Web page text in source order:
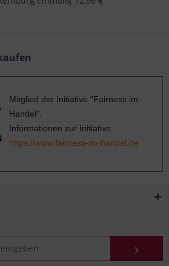
Mitglied der Initiative "Fairness im
Handel".
Informationen zur Initiative:
https://www.fairness-im-handel.de